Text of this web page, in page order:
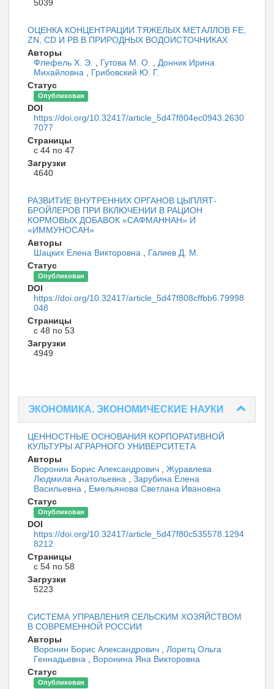
5039
ОЦЕНКА КОНЦЕНТРАЦИИ ТЯЖЕЛЫХ МЕТАЛЛОВ FE,
ZN, CD И PB В ПРИРОДНЫХ ВОДОИСТОЧНИКАХ
Авторы
Флефель Х. Э. , Гутова М. О. , Донник Ирина
Михайловна , Грибовский Ю. Г.
Статус
Опубликован
DOI
https://doi.org/10.32417/article_5d47f804ec0943.2630
7077
Страницы
с 44 по 47
Загрузки
4640
РАЗВИТИЕ ВНУТРЕННИХ ОРГАНОВ ЦЫПЛЯТ-
БРОЙЛЕРОВ ПРИ ВКЛЮЧЕНИИ В РАЦИОН
КОРМОВЫХ ДОБАВОК «САФМАННАН» И
«ИММУНОСАН»
Авторы
Шацких Елена Викторовна , Галиев Д. М.
Статус
Опубликован
DOI
https://doi.org/10.32417/article_5d47f808cffbb6.79998
048
Страницы
с 48 по 53
Загрузки
4949
ЭКОНОМИКА. ЭКОНОМИЧЕСКИЕ НАУКИ
ЦЕННОСТНЫЕ ОСНОВАНИЯ КОРПОРАТИВНОЙ
КУЛЬТУРЫ АГРАРНОГО УНИВЕРСИТЕТА
Авторы
Воронин Борис Александрович , Журавлева
Людмила Анатольевна , Зарубина Елена
Васильевна , Емельянова Светлана Ивановна
Статус
Опубликован
DOI
https://doi.org/10.32417/article_5d47f80c535578.1294
8212
Страницы
с 54 по 58
Загрузки
5223
СИСТЕМА УПРАВЛЕНИЯ СЕЛЬСКИМ ХОЗЯЙСТВОМ
В СОВРЕМЕННОЙ РОССИИ
Авторы
Воронин Борис Александрович , Лоретц Ольга
Геннадьевна , Воронина Яна Викторовна
Статус
Опубликован